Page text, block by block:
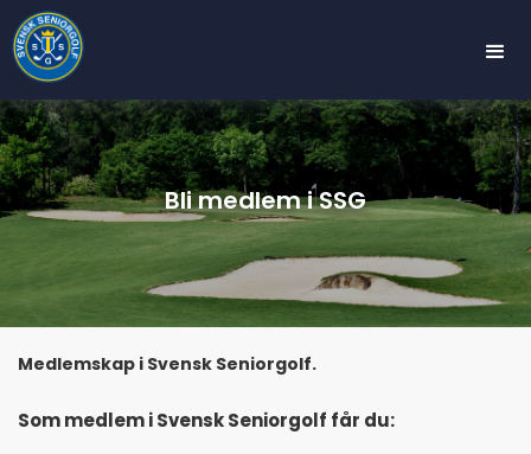
Bli medlem i SSG
Medlemskap i Svensk Seniorgolf.
Som medlem i Svensk Seniorgolf får du: